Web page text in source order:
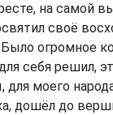
на самой
своё
огромное
себя решил,
для моего
дошёл до